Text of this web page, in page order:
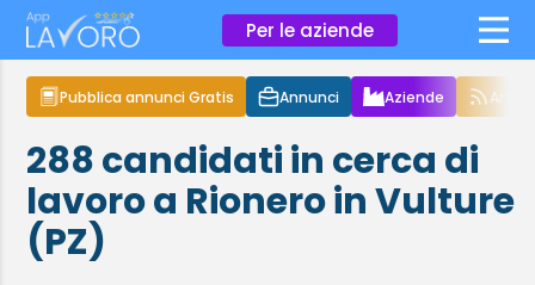
Per le aziende ×
Pubblica annunci Gratis Annunci Aziende
288candidati in cerca di
lavoroa Rionero in Vulture
(PZ)